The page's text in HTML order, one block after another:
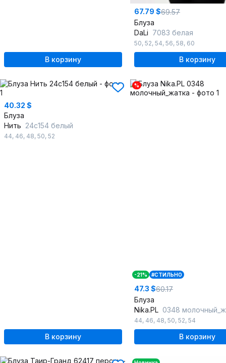
В корзину
67.79 $69.57
Блуза
DaLi 7083 белая
50, 52, 54, 56, 58, 60
В корзину
40.32 $
Блуза
Нить 24с154 белый
44, 46, 48, 50, 52
В корзину
%
-21% #СТИЛЬНО
47.3 $60.17
Блуза
Nika.PL 0348
44, 46, 48, 50, 52, 54
В корзину